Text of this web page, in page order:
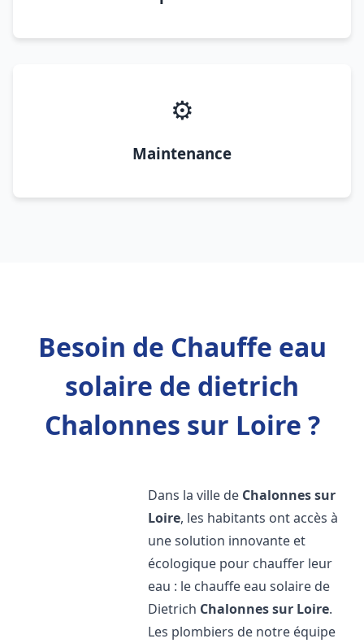
⚙️
Maintenance
Besoin de Chauffe eau
solaire de dietrich
Chalonnes sur Loire ?
Dans la ville de Chalonnes sur
Loire, les habitants ont accès à
une solution innovante et
écologique pour chauffer leur
eau : le chauffe eau solaire de
Dietrich Chalonnes sur Loire.
Les plombiers de notre équipe